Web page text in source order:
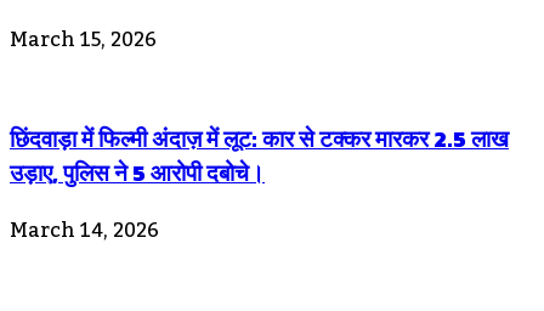
March 15, 2026
छिंदवाड़ा में फिल्मी अंदाज़ में लूट: कार से टक्कर मारकर 2.5 लाख
उड़ाए, पुलिस ने 5 आरोपी दबोचे।
March 14, 2026